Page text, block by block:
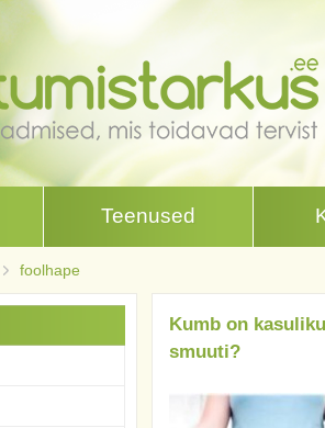
Teenused
foolhape
Kumb on
smuuti?